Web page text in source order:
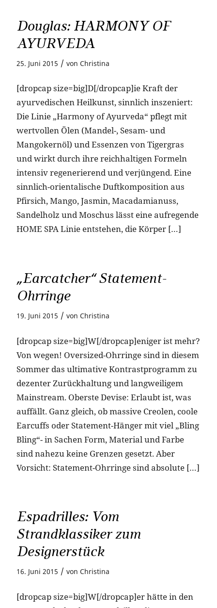
Douglas: HARMONY OF
AYURVEDA
25. Juni 2015 / von Christina
[dropcap size=big]D[/dropcap]ie Kraft der
ayurvedischen Heilkunst, sinnlich inszeniert:
Die Linie „Harmony of Ayurveda“ pflegt mit
wertvollen Ölen (Mandel-, Sesam- und
Mangokernöl) und Essenzen von Tigergras
und wirkt durch ihre reichhaltigen Formeln
intensiv regenerierend und verjüngend. Eine
sinnlich-orientalische Duftkomposition aus
Pfirsich, Mango, Jasmin, Macadamianuss,
Sandelholz und Moschus lässt eine aufregende
HOME SPA Linie entstehen, die Körper […]
„Earcatcher“ Statement-
Ohrringe
19. Juni 2015 / von Christina
[dropcap size=big]W[/dropcap]eniger ist mehr?
Von wegen! Oversized-Ohrringe sind in diesem
Sommer das ultimative Kontrastprogramm zu
dezenter Zurückhaltung und langweiligem
Mainstream. Oberste Devise: Erlaubt ist, was
auffällt. Ganz gleich, ob massive Creolen, coole
Earcuffs oder Statement-Hänger mit viel „Bling
Bling“- in Sachen Form, Material und Farbe
sind nahezu keine Grenzen gesetzt. Aber
Vorsicht: Statement-Ohrringe sind absolute […]
Espadrilles: Vom
Strandklassiker zum
Designerstück
16. Juni 2015 / von Christina
[dropcap size=big]W[/dropcap]er hätte in den